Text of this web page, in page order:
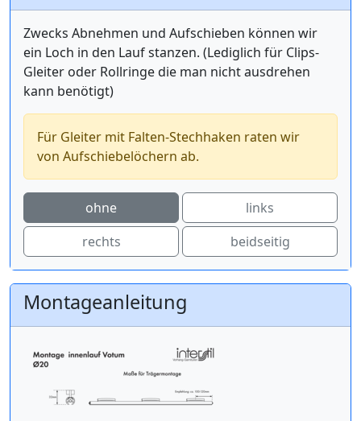
Zwecks Abnehmen und Aufschieben können wir
ein Loch in den Lauf stanzen. (Lediglich für Clips-
Gleiter oder Rollringe die man nicht ausdrehen
kann benötigt)
Für Gleiter mit Falten-Stechhaken raten wir
von Aufschiebelöchern ab.
ohne
links
rechts
beidseitig
Montageanleitung